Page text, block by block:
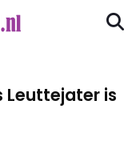
Leuttejater is